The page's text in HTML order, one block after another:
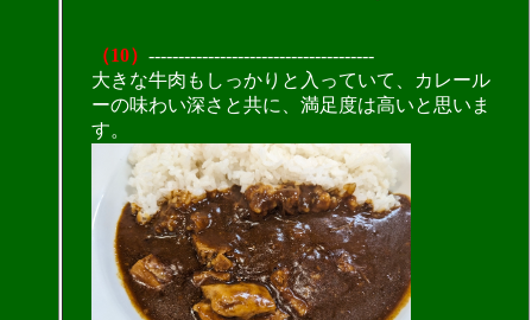
（10） --------------------------------------
大きな牛肉もしっかりと入っていて、カレール
ーの味わい深さと共に、満足度は高いと思いま
す。